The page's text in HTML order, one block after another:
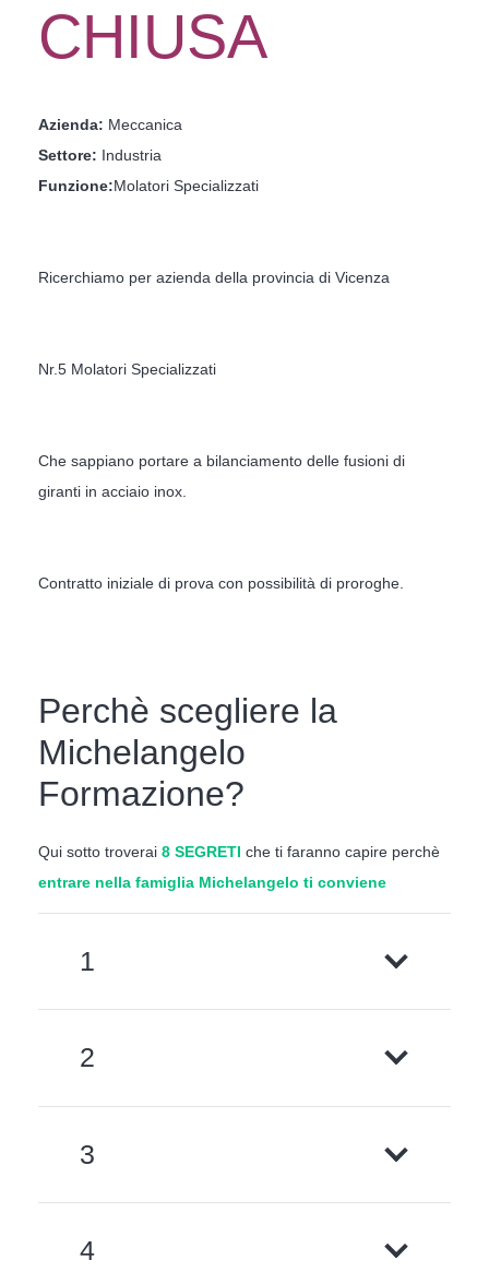
CHIUSA
Azienda: Meccanica
Settore: Industria
Funzione:Molatori Specializzati
Ricerchiamo per azienda della provincia di Vicenza
Nr.5 Molatori Specializzati
Che sappiano portare a bilanciamento delle fusioni di
giranti in acciaio inox.
Contratto iniziale di prova con possibilità di proroghe.
Perchè scegliere la
Michelangelo
Formazione?
Qui sotto troverai 8 SEGRETI che ti faranno capire perchè
entrare nella famiglia Michelangelo ti conviene
1
2
3
4